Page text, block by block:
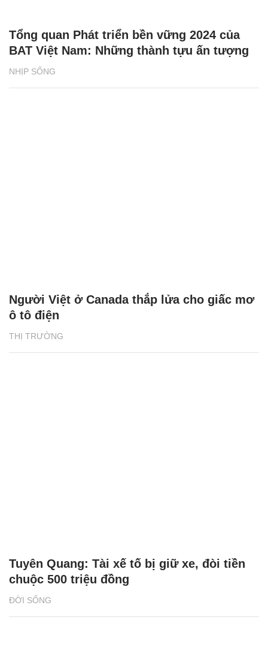
NHỊP SỐNG
Tổng quan Phát triển bền vững 2024 của
BAT Việt Nam: Những thành tựu ấn tượng
THỊ TRƯỜNG
Người Việt ở Canada thắp lửa cho giấc mơ
ô tô điện
ĐỜI SỐNG
Tuyên Quang: Tài xế tố bị giữ xe, đòi tiền
chuộc 500 triệu đồng